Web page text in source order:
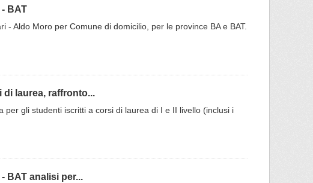
BAT
Aldo Moro per Comune di domicilio, per le province BA e BAT.
laurea, raffronto...
gli studenti iscritti a corsi di laurea di I e II livello (inclusi i
BAT analisi per...